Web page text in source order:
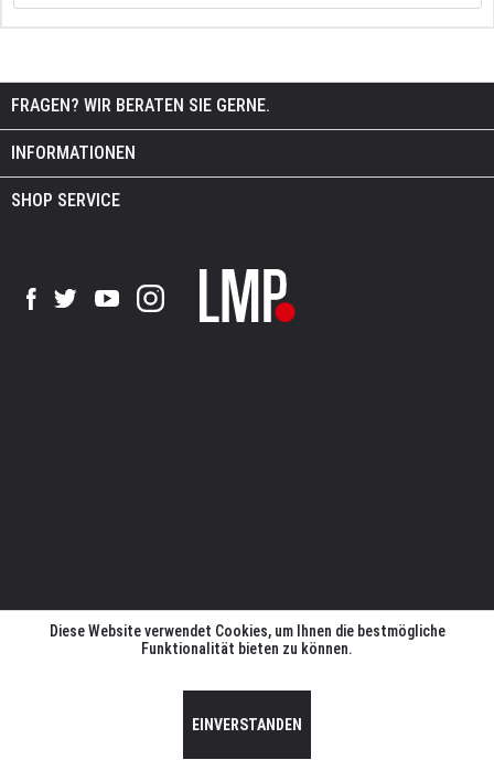
FRAGEN? WIR BERATEN SIE GERNE.
INFORMATIONEN
SHOP SERVICE
Diese Website verwendet Cookies, um Ihnen die bestmögliche
Funktionalität bieten zu können.
EINVERSTANDEN